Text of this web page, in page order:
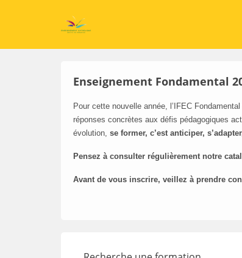
Enseignement Fondamental
Pour cette nouvelle année, l’IFEC
réponses concrètes aux défis pédagogiques
évolution, se former, c’est anticiper,
Pensez à consulter régulièrement notre
Avant de vous inscrire, veillez à prendre